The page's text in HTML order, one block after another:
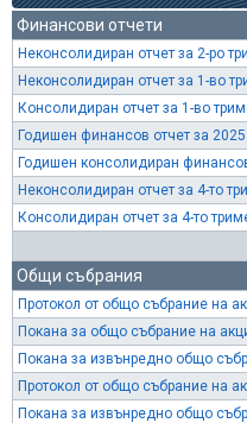
Финансови отчети
Неконсолидиран отчет за 2-ро
Неконсолидиран отчет за 1-во
Консолидиран отчет за 1-во
Годишен финансов отчет за 2025
Годишен консолидиран
Неконсолидиран отчет за 4-то
Консолидиран отчет за 4-то
Общи събрания
Протокол от общо събрание на
Покана за общо събрание на
Покана за извънредно общо
Протокол от общо събрание на
Покана за извънредно общо